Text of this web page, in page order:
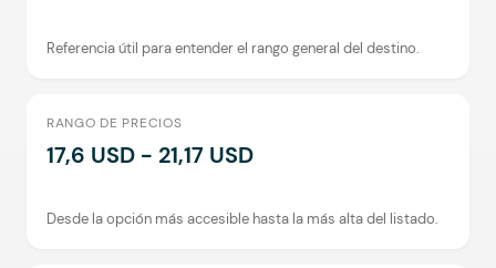
Referencia útil para entender el rango general del destino.
RANGO DE PRECIOS
17,6 USD - 21,17 USD
Desde la opción más accesible hasta la más alta del listado.